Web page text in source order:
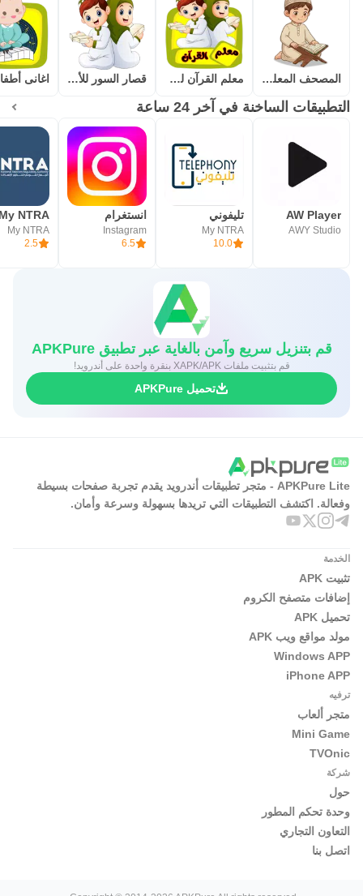
المصحف المعلم للاطفال (جزء عم) معلم القرآن للاطفال (بدون نت) قصار السور للأطفال بدون نت
التطبيقات الساخنة في آخر 24 ساعة
AW Player
AWY Studio
تليفوني
My NTRA
10.0
انستغرام
Instagram
6.5
NTRA
My NTRA
2.5
قم بتنزيل سريع وآمن بالغاية عبر تطبيق APKPure
قم بتثبيت ملفات XAPK/APK بنقرة واحدة على أندرويد!
تحميل APKPure
APKPure Lite - متجر تطبيقات أندرويد يقدم تجربة صفحات بسيطة
وفعالة. اكتشف التطبيقات التي تريدها بسهولة وسرعة وأمان.
الخدمة
تثبيت APK
إضافات متصفح الكروم
تحميل APK
مولد مواقع ويب APK
Windows APP
iPhone APP
ترفيه
متجر ألعاب
Mini Game
TVOnic
شركة
حول
وحدة تحكم المطور
التعاون التجاري
اتصل بنا